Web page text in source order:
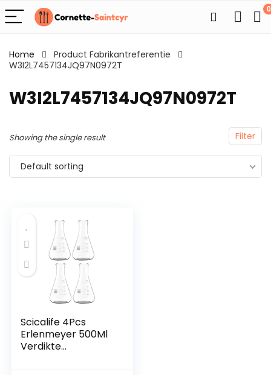
0
Home
Product Fabrikantreferentie
W3I2L7457134JQ97N0972T
W3I2L7457134JQ97N0972T
Filter
Showing the single result
Default sorting
Scicalife 4Pcs
Erlenmeyer 500Ml
Verdikte